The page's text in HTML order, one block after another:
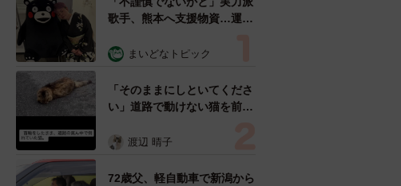
歌手、熊本へ支援物資…運搬
めらい 「痛いほど伝わる」
まいどなトピック
「そのままにしといてくださ
い」道路で動けない猫を前に
ようとした4日間 「命の重
表の訴え
渡辺 晴子
72歳父、軽自動車で新潟から